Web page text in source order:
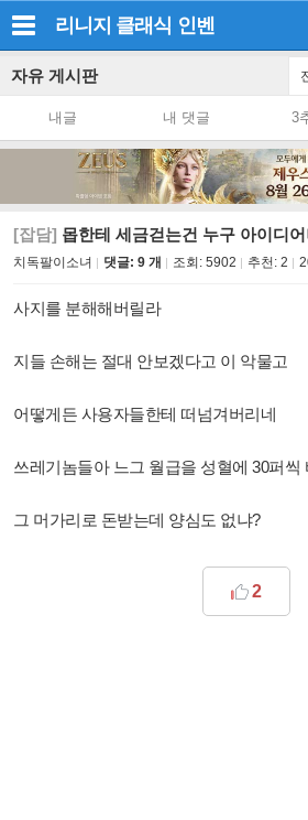
리니지 클래식 인벤
자유 게시판
내글 내 댓글 3
[잡담] 몹한테 세금걷는건 누구 아이디
치독팔이소녀 댓글: 9 개 조회: 5902 추천: 2
사지를 분해해버릴라
지들 손해는 절대 안보겠다고 이 악물고
어떻게든 사용자들한테 떠넘겨버리네
쓰레기놈들아 느그 월급을 성혈에 30퍼씩
그 머가리로 돈받는데 양심도 없냐?
2